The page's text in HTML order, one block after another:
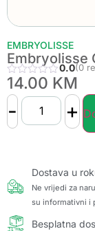
EMBRYOLISSE
Embryolisse
0.0(0
14.00 KM
- +
Dostava u
Ne vrijedi za
su informativni i
Besplatna